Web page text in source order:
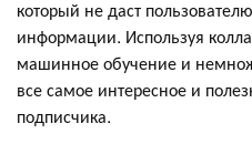
который не даст
информации. Используя
машинное обучение и
все самое интересное и
подписчика.